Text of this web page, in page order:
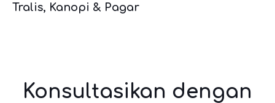
Tralis, Kanopi & Pagar
Konsultasikan dengan